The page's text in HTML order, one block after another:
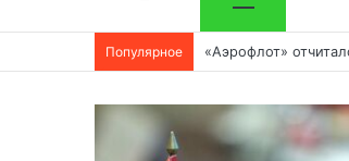
Популярное